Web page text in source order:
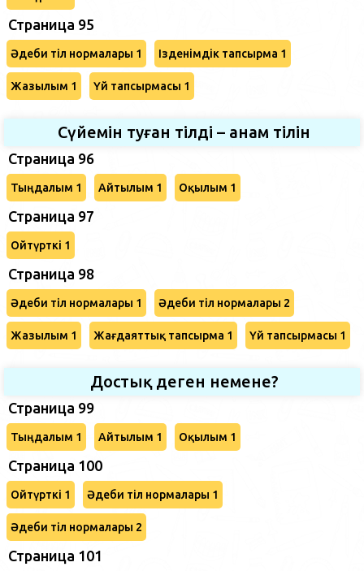
Страница 95
Әдеби тіл нормалары 1 Ізденімдік тапсырма 1
Жазылым 1 Үй тапсырмасы 1
Сүйемін туған тілді – анам тілін
Страница 96
Тыңдалым 1 Айтылым 1 Оқылым 1
Страница 97
Ойтүрткі 1
Страница 98
Әдеби тіл нормалары 1 Әдеби тіл нормалары 2
Жазылым 1 Жағдаяттық тапсырма 1 Үй тапсырмасы 1
Достық деген немене?
Страница 99
Тыңдалым 1 Айтылым 1 Оқылым 1
Страница 100
Ойтүрткі 1 Әдеби тіл нормалары 1
Әдеби тіл нормалары 2
Страница 101